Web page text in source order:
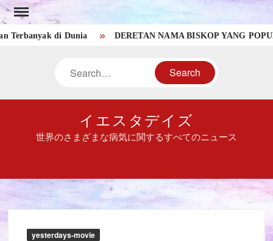
Skip
to
contentdi Dunia DERETAN NAMA BISKOP YANG POPULER
Search
イエスタデイズ
世界のさまざまな病気に関するすべてのニュース
yesterdays-movie